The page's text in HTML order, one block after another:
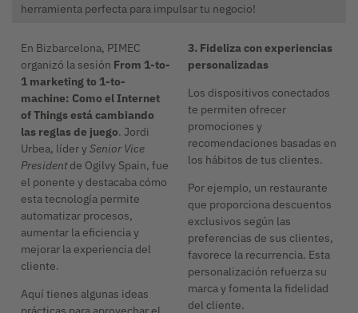
herramienta perfecta para impulsar tu negocio!
En Bizbarcelona, ​​PIMEC
organizó la sesión From 1-to-
1 marketing to 1-to-
machine: Como el Internet
of Things está cambiando
las reglas de juego. Jordi
Urbea, líder ySenior Vice
Presidentde Ogilvy Spain, fue
el ponente y destacaba cómo
esta tecnología permite
automatizar procesos,
aumentar la eficiencia y
mejorar la experiencia del
cliente.
Aquí tienes algunas ideas
3. Fideliza con experiencias
personalizadas
Los dispositivos conectados
te permiten ofrecer
promociones y
recomendaciones basadas en
los hábitos de tus clientes.
Por ejemplo, un restaurante
que proporciona descuentos
exclusivos según las
preferencias de sus clientes,
favorece la recurrencia. Esta
personalización refuerza su
marca y fomenta la fidelidad
del cliente.